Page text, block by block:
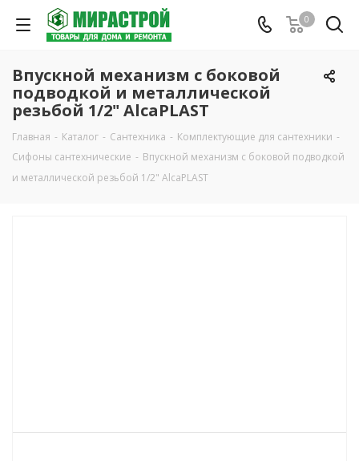
0
Впускной механизм с боковой
подводкой и металлической
резьбой 1/2" AlcaPLAST
Главная - Каталог - Сантехника - Комплектующие для сантехники -
Сифоны сантехнические - Впускной механизм с боковой подводкой
и металлической резьбой 1/2" AlcaPLAST